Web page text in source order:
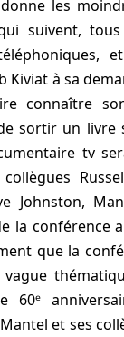
les
suivent,
Kiviat à sa
connaître
sortir un livre
tv
Johnston,
la conférence
que la
60ᵉ
et ses